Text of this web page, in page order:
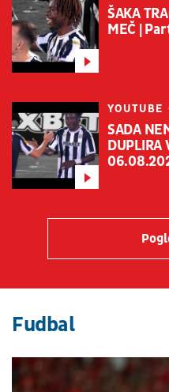
ŠAKA
MEČ |
YOUTUBE
SADA
Fudbal